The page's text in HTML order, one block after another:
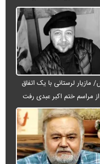
لرستانی با یک اتفاق
مراسم ختم اکبر عبدی رفت